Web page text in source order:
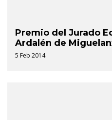
Premio del Jurado
Ardalén de
5 Feb 2014.